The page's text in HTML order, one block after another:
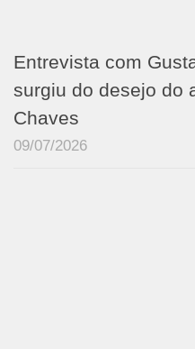
Entrevista com
surgiu do desejo do
Chaves
09/07/2026